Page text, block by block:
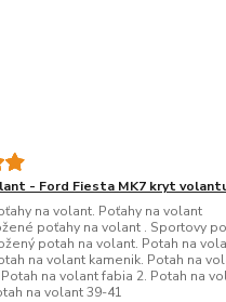
- Ford Fiesta MK7 kryt
na volant. Poťahy na volant
poťahy na volant . Sportovy
potah na volant. Potah na
na volant kamenik. Potah na
na volant fabia 2. Potah na
na volant 39-41